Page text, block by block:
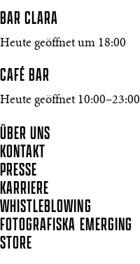
BAR CLARA
Heute geöffnet um 18:00
CAFÉ BAR
Heute geöffnet 10:00–23:00
ÜBER UNS
KONTAKT
PRESSE
KARRIERE
WHISTLEBLOWING
FOTOGRAFISKA EMERGING
STORE